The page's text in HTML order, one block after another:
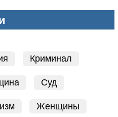
Криминал
Суд
Женщины